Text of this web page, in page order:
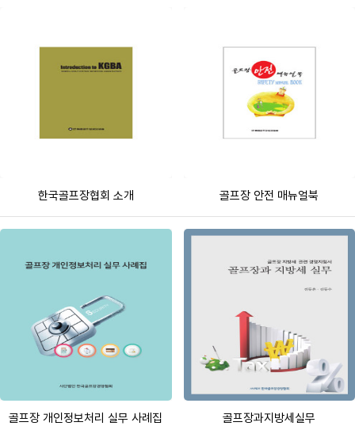
한국골프장협회 소개 골프장 안전 매뉴얼북
골프장 개인정보처리 실무 사례집 골프장과지방세실무